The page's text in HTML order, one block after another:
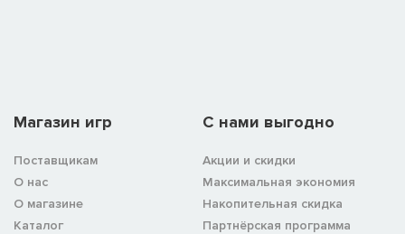
Магазин игр
Поставщикам
О нас
О магазине
Каталог
C нами выгодно
Акции и скидки
Максимальная экономия
Накопительная скидка
Партнёрская программа